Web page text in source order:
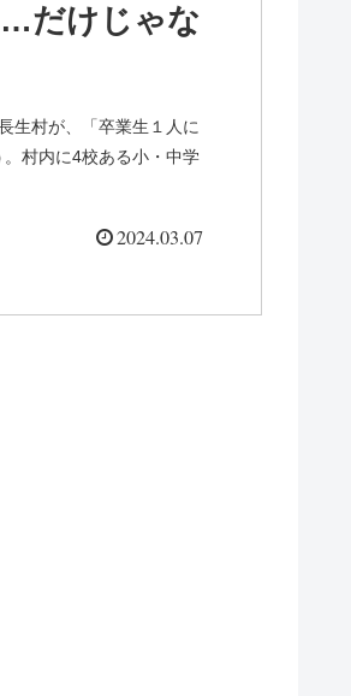
…だけじゃな
生村が、「卒業生１人に
村内に4校ある小・中学
2024.03.07